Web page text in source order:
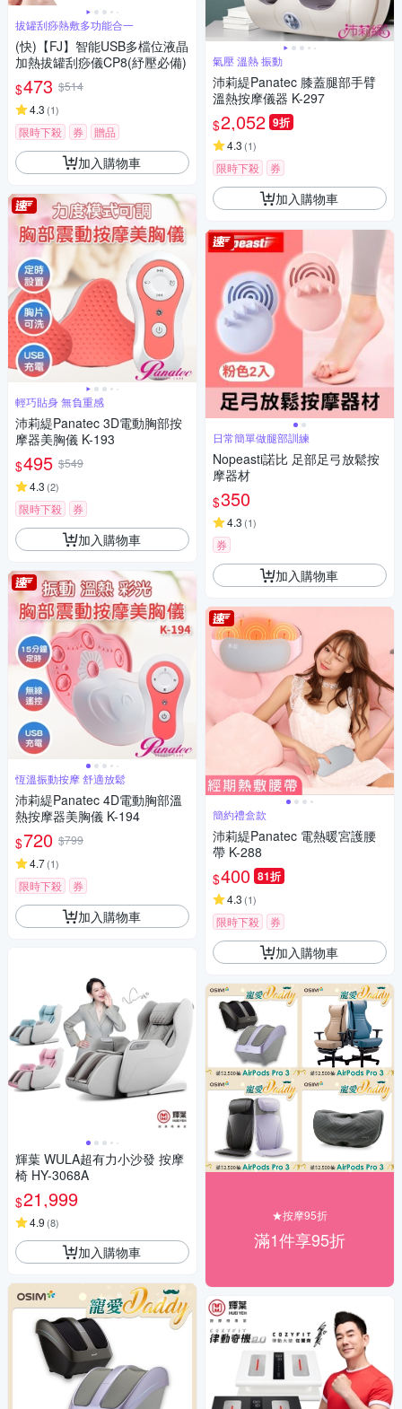
拔罐刮痧熱敷多功能合一
(快)【FJ】智能USB多檔位液晶
加熱拔罐刮痧儀CP8(紓壓必備)
$473 $514
4.3 (1)
限時下殺 券 贈品
加入購物車
輕巧貼身 無負重感
沛莉緹Panatec 3D電動胸部按
摩器美胸儀 K-193
$495 $549
4.3 (2)
限時下殺 券
加入購物車
恆溫振動按摩 舒適放鬆
沛莉緹Panatec 4D電動胸部溫
熱按摩器美胸儀 K-194
$720 $799
4.7(1)
限時下殺 券
加入購物車
輝葉 WULA超有力小沙發 按摩
椅 HY-3068A
$21,999
4.9 (8)
加入購物車
氣壓 溫熱 振動
沛莉緹Panatec 膝蓋腿部手臂
溫熱按摩儀器 K-297
$2,052 9折
4.3 (1)
限時下殺 券
加入購物車
日常簡單做腿部訓練
Nopeasti諾比 足部足弓放鬆按
摩器材
$350
4.3 (1)
券
加入購物車
簡約禮盒款
沛莉緹Panatec 電熱暖宮護腰
帶 K-288
$400 81折
4.3 (1)
限時下殺 券
加入購物車
★按摩95折
滿1件享95折